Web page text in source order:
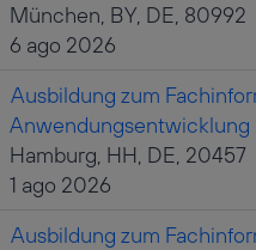
München, BY, DE, 80992
6 ago 2026
Ausbildung zum
Hamburg, HH, DE, 20457
1 ago 2026
Ausbildung zum